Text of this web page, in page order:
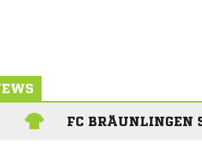
FC BRÄUNLINGEN